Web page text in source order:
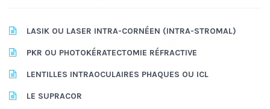
LASIK OU LASER INTRA-CORNÉEN (INTRA-STROMAL)
PKR OU PHOTOKÉRATECTOMIE RÉFRACTIVE
LENTILLES INTRAOCULAIRES PHAQUES OU ICL
LE SUPRACOR